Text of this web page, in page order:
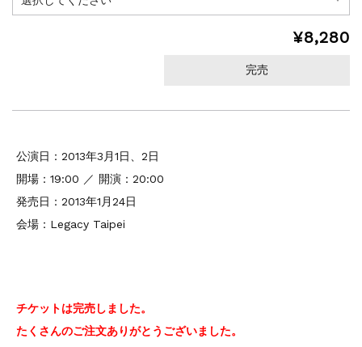
¥8,280
完売
公演日：2013年3月1日、2日
開場：19:00 ／ 開演：20:00
発売日：2013年1月24日
会場：Legacy Taipei
チケットは完売しました。
たくさんのご注文ありがとうございました。